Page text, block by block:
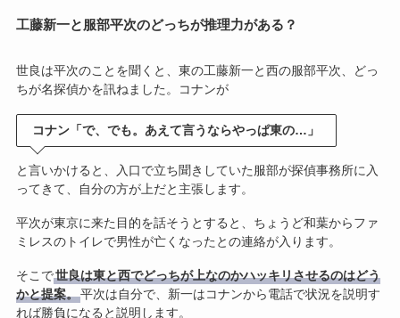
工藤新一と服部平次のどっちが推理力がある？
世良は平次のことを聞くと、東の工藤新一と西の服部平次、どっ
ちが名探偵かを訊ねました。コナンが
コナン「で、でも。あえて言うならやっぱ東の…」
と言いかけると、入口で立ち聞きしていた服部が探偵事務所に入
ってきて、自分の方が上だと主張します。
平次が東京に来た目的を話そうとすると、ちょうど和葉からファ
ミレスのトイレで男性が亡くなったとの連絡が入ります。
そこで世良は東と西でどっちが上なのかハッキリさせるのはどう
かと提案。平次は自分で、新一はコナンから電話で状況を説明す
れば勝負になると説明します。